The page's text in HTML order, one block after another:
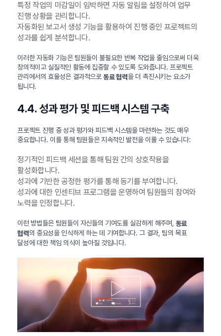
특정 작업의 마감일이 임박하면 자동 알림을 설정하여 업무
진행 상황을 관리합니다.
자동화된 보고서 생성 기능을 활용하여 진행 중인 프로젝트의
성과를 쉽게 분석합니다.
이러한 자동화 기능은 팀원들이 불필요한 반복 작업을 줄임으로써 더욱
창의적이고 실질적인 활동에 집중할 수 있도록 도와줍니다. 프로젝트
관리에서의 효율성은 결과적으로동료 협력을 더 촉진시키는 요소가
됩니다.
4.4. 성과 평가 및 피드백 시스템 구축
프로젝트 진행 중 성과 평가와 피드백 시스템을 마련하는 것도 매우
중요합니다. 이를 통해 팀원들은 지속적인 발전을 이룰 수 있습니다:
정기적인 피드백 세션을 통해 팀원 간의 상호작용을
활성화합니다.
성과에 기반한 공정한 평가를 통해 동기를 부여합니다.
성과에 대한 인센티브 프로그램을 운영하여 팀원들의 참여와
노력을 인정합니다.
이런 방법들은 팀원들이 자신들의 기여도를 실감하게 해주며, 동료
협력의 중요성을 인식하게 하는 데 기여합니다. 그 결과, 팀의 목표
달성에 대한 책임 의식이 높아질 것입니다.